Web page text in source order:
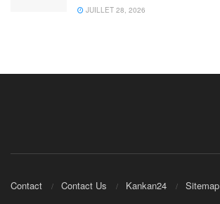
JUILLET 28, 2026
Contact Contact Us Kankan24 Sitemap